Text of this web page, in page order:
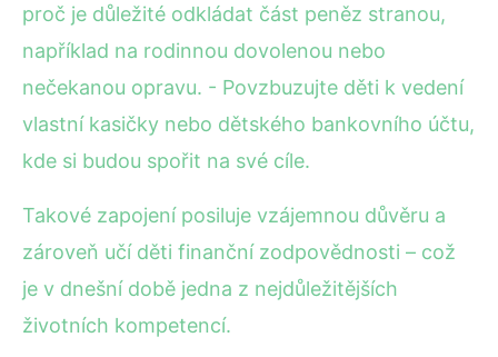
proč je důležité odkládat část peněz stranou,
například na rodinnou dovolenou nebo
nečekanou opravu. - Povzbuzujte děti k vedení
vlastní kasičky nebo dětského bankovního účtu,
kde si budou spořit na své cíle.
Takové zapojení posiluje vzájemnou důvěru a
zároveň učí děti finanční zodpovědnosti – což
je v dnešní době jedna z nejdůležitějších
životních kompetencí.